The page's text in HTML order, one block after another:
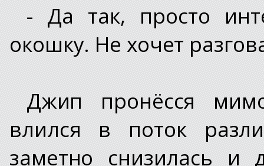
- Да так, просто
окошку. Не хочет
Джип пронёсся
влился в поток
заметно снизилась и